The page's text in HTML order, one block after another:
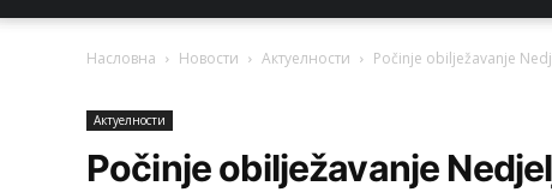
Насловна Новости Актуeлности Počinje obilježavanje
Актуeлности
Počinje obilježavanje